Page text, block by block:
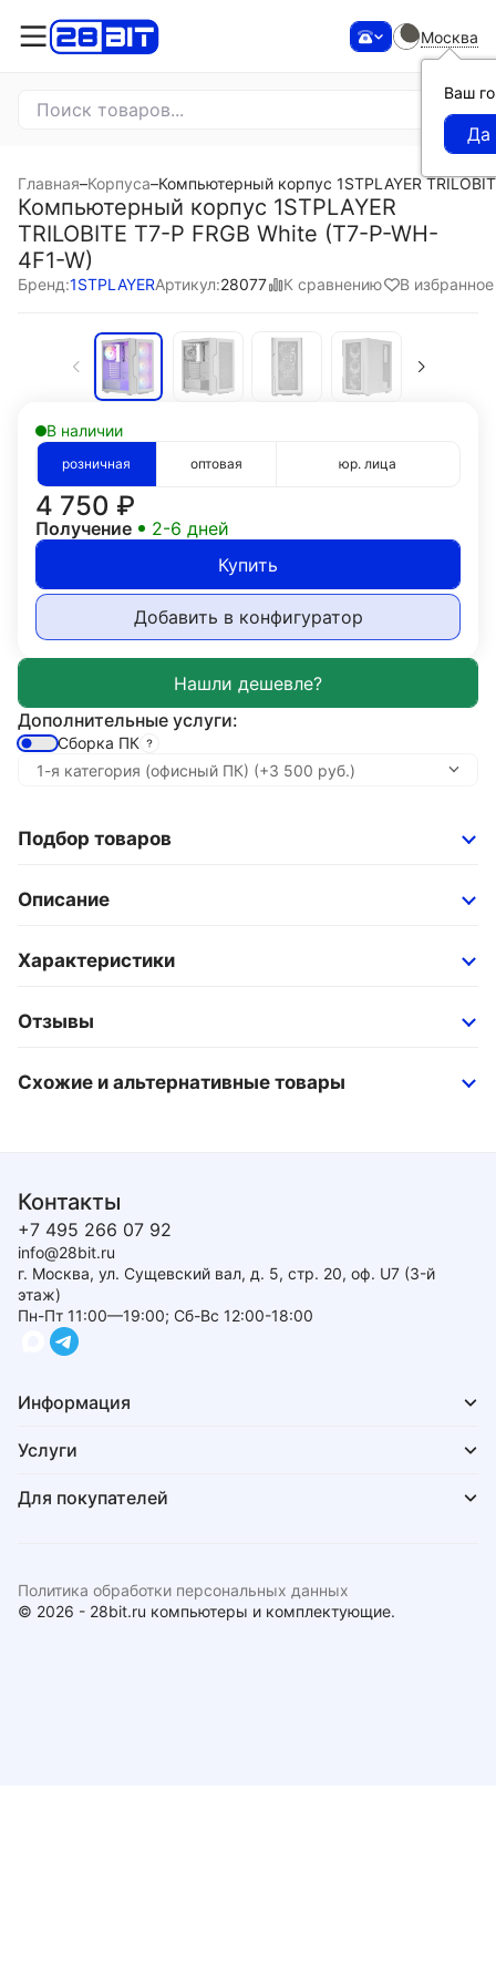
Москва
Ваш
Главная–Корпуса–Компьютерный корпус 1STPLAYER
Компьютерный корпус 1STPLAYER
TRILOBITE T7-P FRGB White (T7-P-WH-
4F1-W)
Бренд:1STPLAYERАртикул:28077 К сравнению В избранное
В наличии
розничная оптовая юр. лица
4 750 ₽
Получение
2-6 дней
Купить
Добавить в конфигуратор
Дополнительные услуги:
Сборка ПК
Подбор товаров
Описание
Характеристики
Отзывы
Схожие и альтернативные товары
Контакты
+7 495 266 07 92
info@28bit.ru
г. Москва, ул. Сущевский вал, д. 5, стр. 20, оф. U7 (3-й
этаж)
Пн-Пт 11:00—19:00; Сб-Вс 12:00-18:00
Информация
Услуги
Для покупателей
© 2026 - 28bit.ru компьютеры и комплектующие.
Политика обработки персональных данных